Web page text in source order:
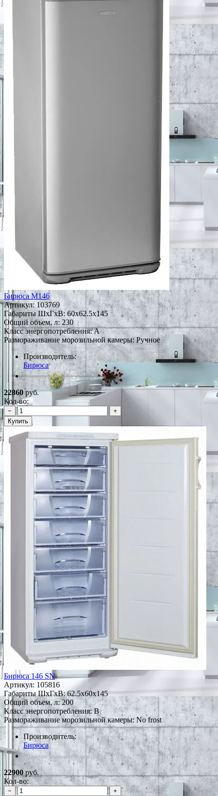
Бирюса M146
Артикул: 103769
Габариты ШxГxВ: 60x62.5x145
Общий объем, л: 230
Класс энергопотребления: A
Размораживание морозильной камеры: Ручное
Производитель:
Бирюса
*Наличие уточняйте у менеджера
22860руб.
Кол-во:
−
+
Купить
Бирюса 146 SN
Артикул: 105816
Габариты ШxГxВ: 62.5x60x145
Общий объем, л: 200
Класс энергопотребления: B
Размораживание морозильной камеры: No frost
Производитель:
Бирюса
*Наличие уточняйте у менеджера
22900руб.
Кол-во:
−
+